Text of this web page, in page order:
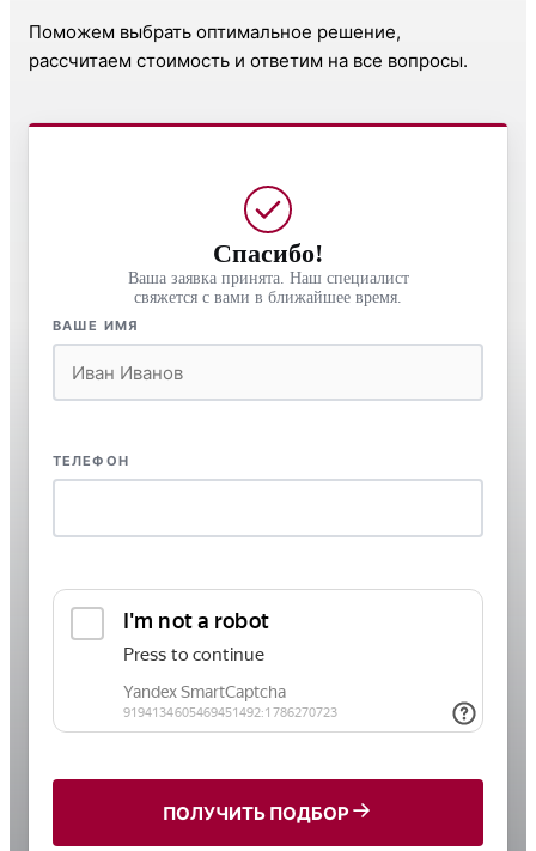
Поможем выбрать оптимальное решение,
рассчитаем стоимость и ответим на все вопросы.
Спасибо!
Ваша заявка принята. Наш специалист
свяжется с вами в ближайшее время.
ВАШЕ ИМЯ
ТЕЛЕФОН
ПОЛУЧИТЬ ПОДБОР